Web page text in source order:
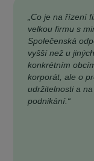
„Co je na řízení
velkou firmu s
Společenská
vyšší než u
konkrétním
korporát, ale o
udržitelnosti a
podnikání.“